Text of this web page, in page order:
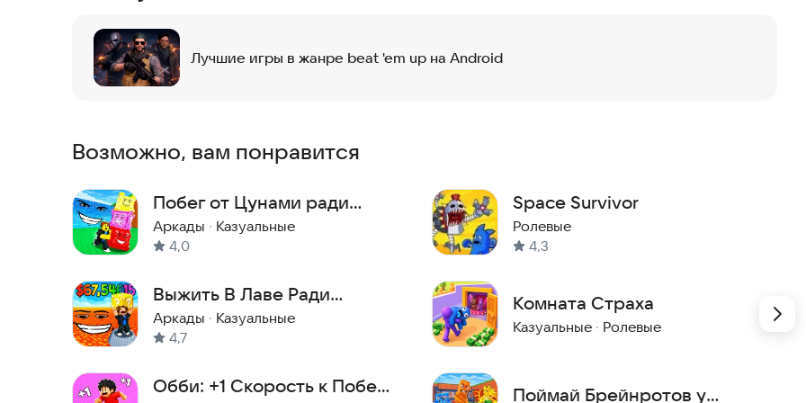
Лучшие игры в жанре beat 'em up на Android
Возможно, вам понравится
Побег от Цунами ради
Брейнротов
Аркады · Казуальные
4,0
Выжить В Лаве Ради
Брейнротов!
Аркады · Казуальные
4,7
Обби: +1 Скорость к Побегу
Space Survivor
Ролевые
4,3
Комната Страха
Казуальные · Ролевые
Поймай Брейнротов у